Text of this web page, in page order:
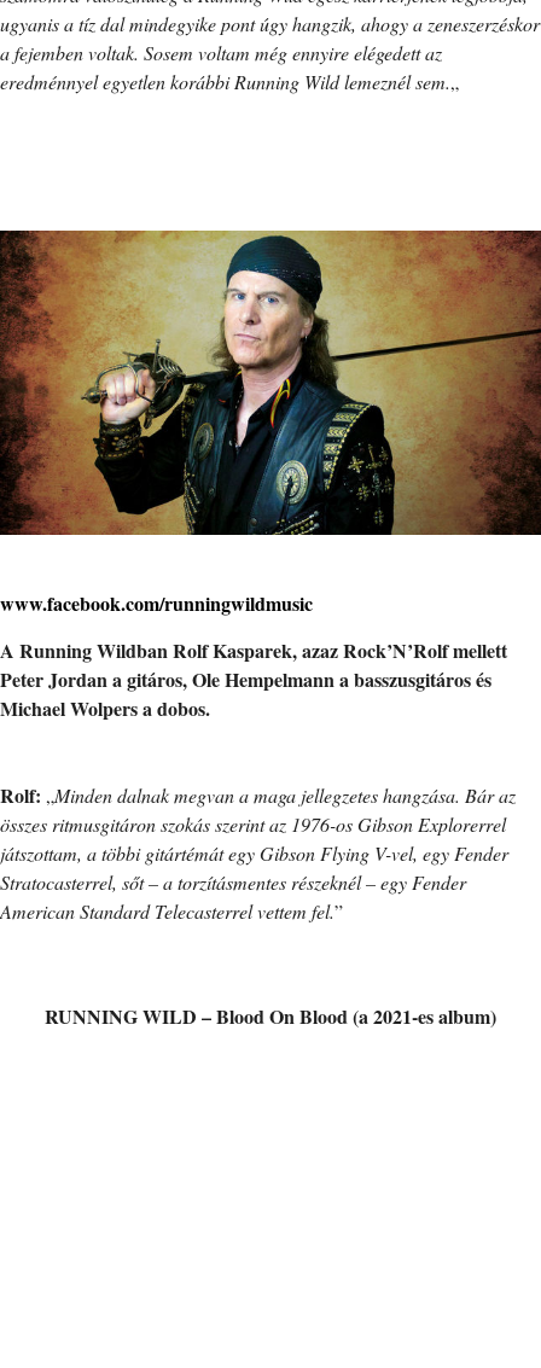
ugyanis a tíz dal mindegyike pont úgy hangzik, ahogy a zeneszerzéskor
a fejemben voltak. Sosem voltam még ennyire elégedett az
eredménnyel egyetlen korábbi Running Wild lemeznél sem.„
www.facebook.com/runningwildmusic
A Running Wildban Rolf Kasparek, azaz Rock’N’Rolf mellett
Peter Jordan a gitáros, Ole Hempelmann a basszusgitáros és
Michael Wolpers a dobos.
Rolf: „Minden dalnak megvan a maga jellegzetes hangzása. Bár az
összes ritmusgitáron szokás szerint az 1976-os Gibson Explorerrel
játszottam, a többi gitártémát egy Gibson Flying V-vel, egy Fender
Stratocasterrel, sőt – a torzításmentes részeknél – egy Fender
American Standard Telecasterrel vettem fel.”
RUNNING WILD – Blood On Blood (a 2021-es album)